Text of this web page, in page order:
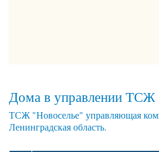
Дома в управлении ТСЖ
ТСЖ "Новоселье" управляющая
Ленинградская область.